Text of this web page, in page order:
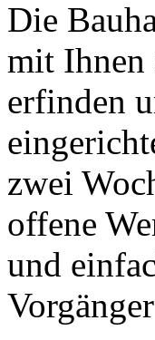
Die
mit Ihnen
erfinden
zwei
offene
und